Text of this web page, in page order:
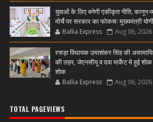
युवाओं के लिए बनेगी एकीकृत नीति, कानून-
मोर्चे पर सरकार का फोकस: मुख्यमंत्री योगी
Ballia Express Aug 06, 2026
रसड़ा विधायक उमाशंकर सिंह की
की लहर, जेएनसीयू व दवा मार्केट मे हुई
शोक
Ballia Express Aug 06, 2026
TOTAL PAGEVIEWS